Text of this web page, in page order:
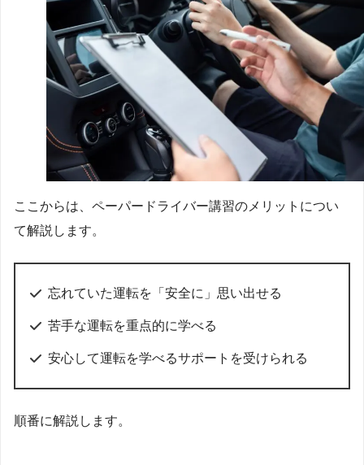
ここからは、ペーパードライバー講習のメリットについ
て解説します。
忘れていた運転を「安全に」思い出せる
苦手な運転を重点的に学べる
安心して運転を学べるサポートを受けられる
順番に解説します。